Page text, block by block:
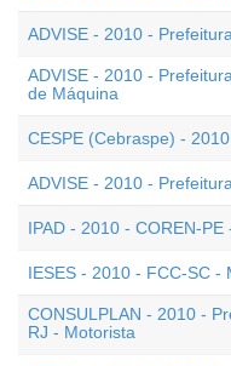
ADVISE - 2010 -
ADVISE - 2010 -
de Máquina
CESPE (Cebraspe) -
ADVISE - 2010 -
IPAD - 2010 - COREN-PE
IESES - 2010 - FCC-SC -
CONSULPLAN - 2010 -
RJ - Motorista